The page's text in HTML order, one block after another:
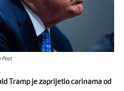
Post
Tramp je zaprijetio carinama od